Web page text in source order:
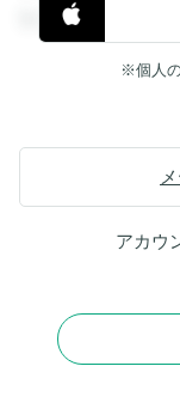
覧することができま
※個人
アカウ